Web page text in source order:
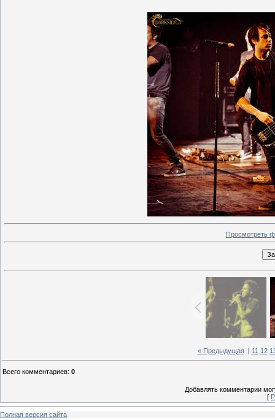
Просмотреть
« Предыдущая| 11 12
Всего комментариев: 0
Добавлять комментарии
[
Полная версия сайта